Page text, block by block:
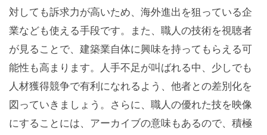
対しても訴求力が高いため、海外進出を狙っている企
業なども使える手段です。また、職人の技術を視聴者
が見ることで、建築業自体に興味を持ってもらえる可
能性も高まります。人手不足が叫ばれる中、少しでも
人材獲得競争で有利になれるよう、他者との差別化を
図っていきましょう。さらに、職人の優れた技を映像
にすることには、アーカイブの意味もあるので、積極